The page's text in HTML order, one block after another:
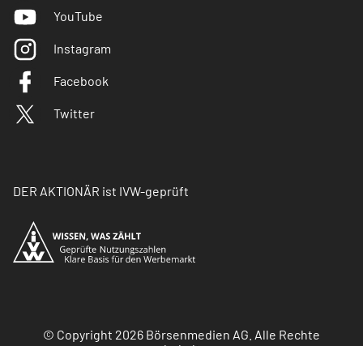
YouTube
Instagram
Facebook
Twitter
DER AKTIONÄR ist IVW-geprüft
© Copyright 2026 Börsenmedien AG. Alle Rechte